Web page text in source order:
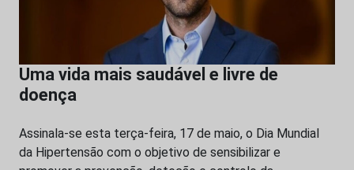
Uma vida mais saudável e livre de
doença
Assinala-se esta terça-feira, 17 de maio, o Dia Mundial
da Hipertensão com o objetivo de sensibilizar e